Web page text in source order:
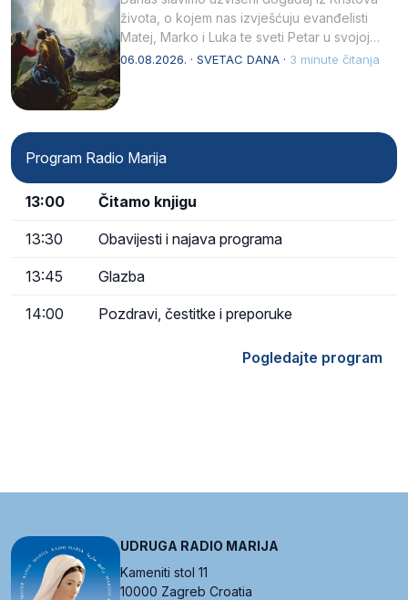
života, o kojem nas izvješćuju evanđelisti
Matej, Marko i Luka te sveti Petar u svojoj
drugoj…
06.08.2026. · SVETAC DANA · 3 minute čitanja
Program Radio Marija
13:00 Čitamo knjigu
13:30 Obavijesti i najava programa
13:45 Glazba
14:00 Pozdravi, čestitke i preporuke
Pogledajte program
UDRUGA RADIO MARIJA
Kameniti stol 11
10000 Zagreb Croatia